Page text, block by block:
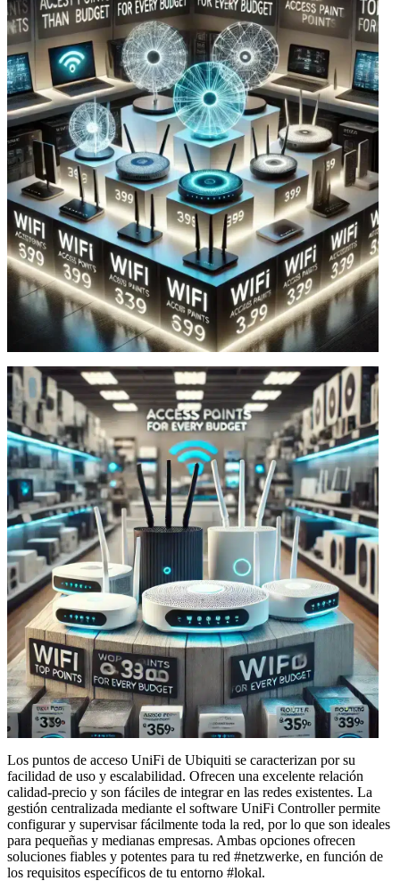
Los puntos de acceso UniFi de Ubiquiti se caracterizan por su
facilidad de uso y escalabilidad. Ofrecen una excelente relación
calidad-precio y son fáciles de integrar en las redes existentes. La
gestión centralizada mediante el software UniFi Controller permite
configurar y supervisar fácilmente toda la red, por lo que son ideales
para pequeñas y medianas empresas. Ambas opciones ofrecen
soluciones fiables y potentes para tu red #netzwerke, en función de
los requisitos específicos de tu entorno #lokal.